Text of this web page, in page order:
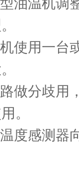
温机调
用一台
分歧用
。
感测器